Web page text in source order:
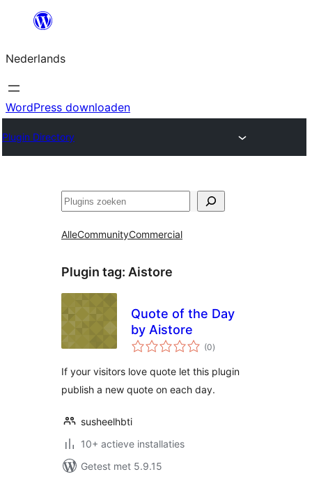
de
inhoud
Nederlands
WordPress downloaden
Plugin Directory
Zoeken
AlleCommunityCommercial
Plugin tag: Aistore
Quote of the Day
by Aistore
(0totaal
waarderingen
)
If your visitors love quote let this plugin
publish a new quote on each day.
susheelhbti
10+ actieve installaties
Getest met 5.9.15